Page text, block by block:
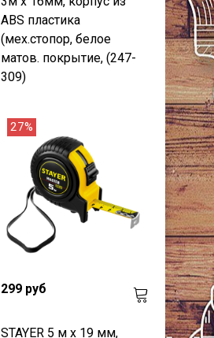
ABS пластика
(мех.стопор, белое
матов. покрытие, (247-
309)
27%
299 руб
STAYER 5 м х 19 мм,